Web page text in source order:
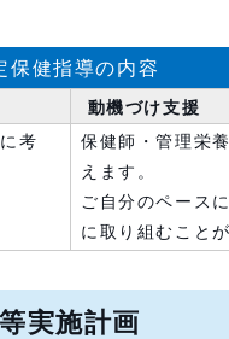
保健指導の内容
動機づけ支援
考
保健師・管理栄
えます。
ご自分のペース
に取り組むこと
実施計画